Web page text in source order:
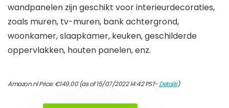
wandpanelen zijn geschikt voor interieurdecoraties,
zoals muren, tv-muren, bank achtergrond,
woonkamer, slaapkamer, keuken, geschilderde
oppervlakken, houten panelen, enz.
Amazon.nl Price:€149.00(as of 15/07/2022 14:42 PST-Details)